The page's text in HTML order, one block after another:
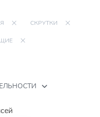
СКРУТКИ